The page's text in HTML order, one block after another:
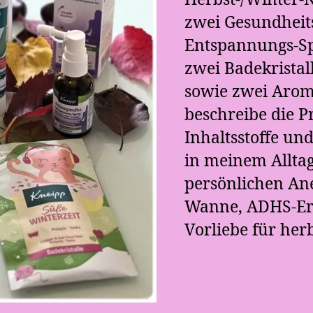
zwei
Entspannungs-
zwei
sowie zwei
beschreibe die
Inhaltsstoffe
in meinem
persönlichen
Wanne, ADHS-
Vorliebe für